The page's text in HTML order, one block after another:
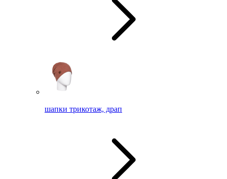
шапки трикотаж, драп